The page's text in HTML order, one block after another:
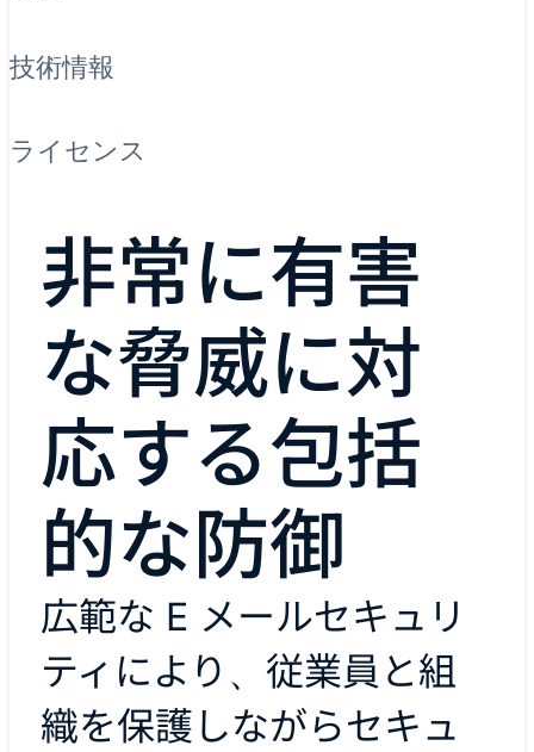
技術情報
ライセンス
非常に有害
な脅威に対
応する包括
的な防御
広範な E メールセキュリ
ティにより、従業員と組
織を保護しながらセキュ